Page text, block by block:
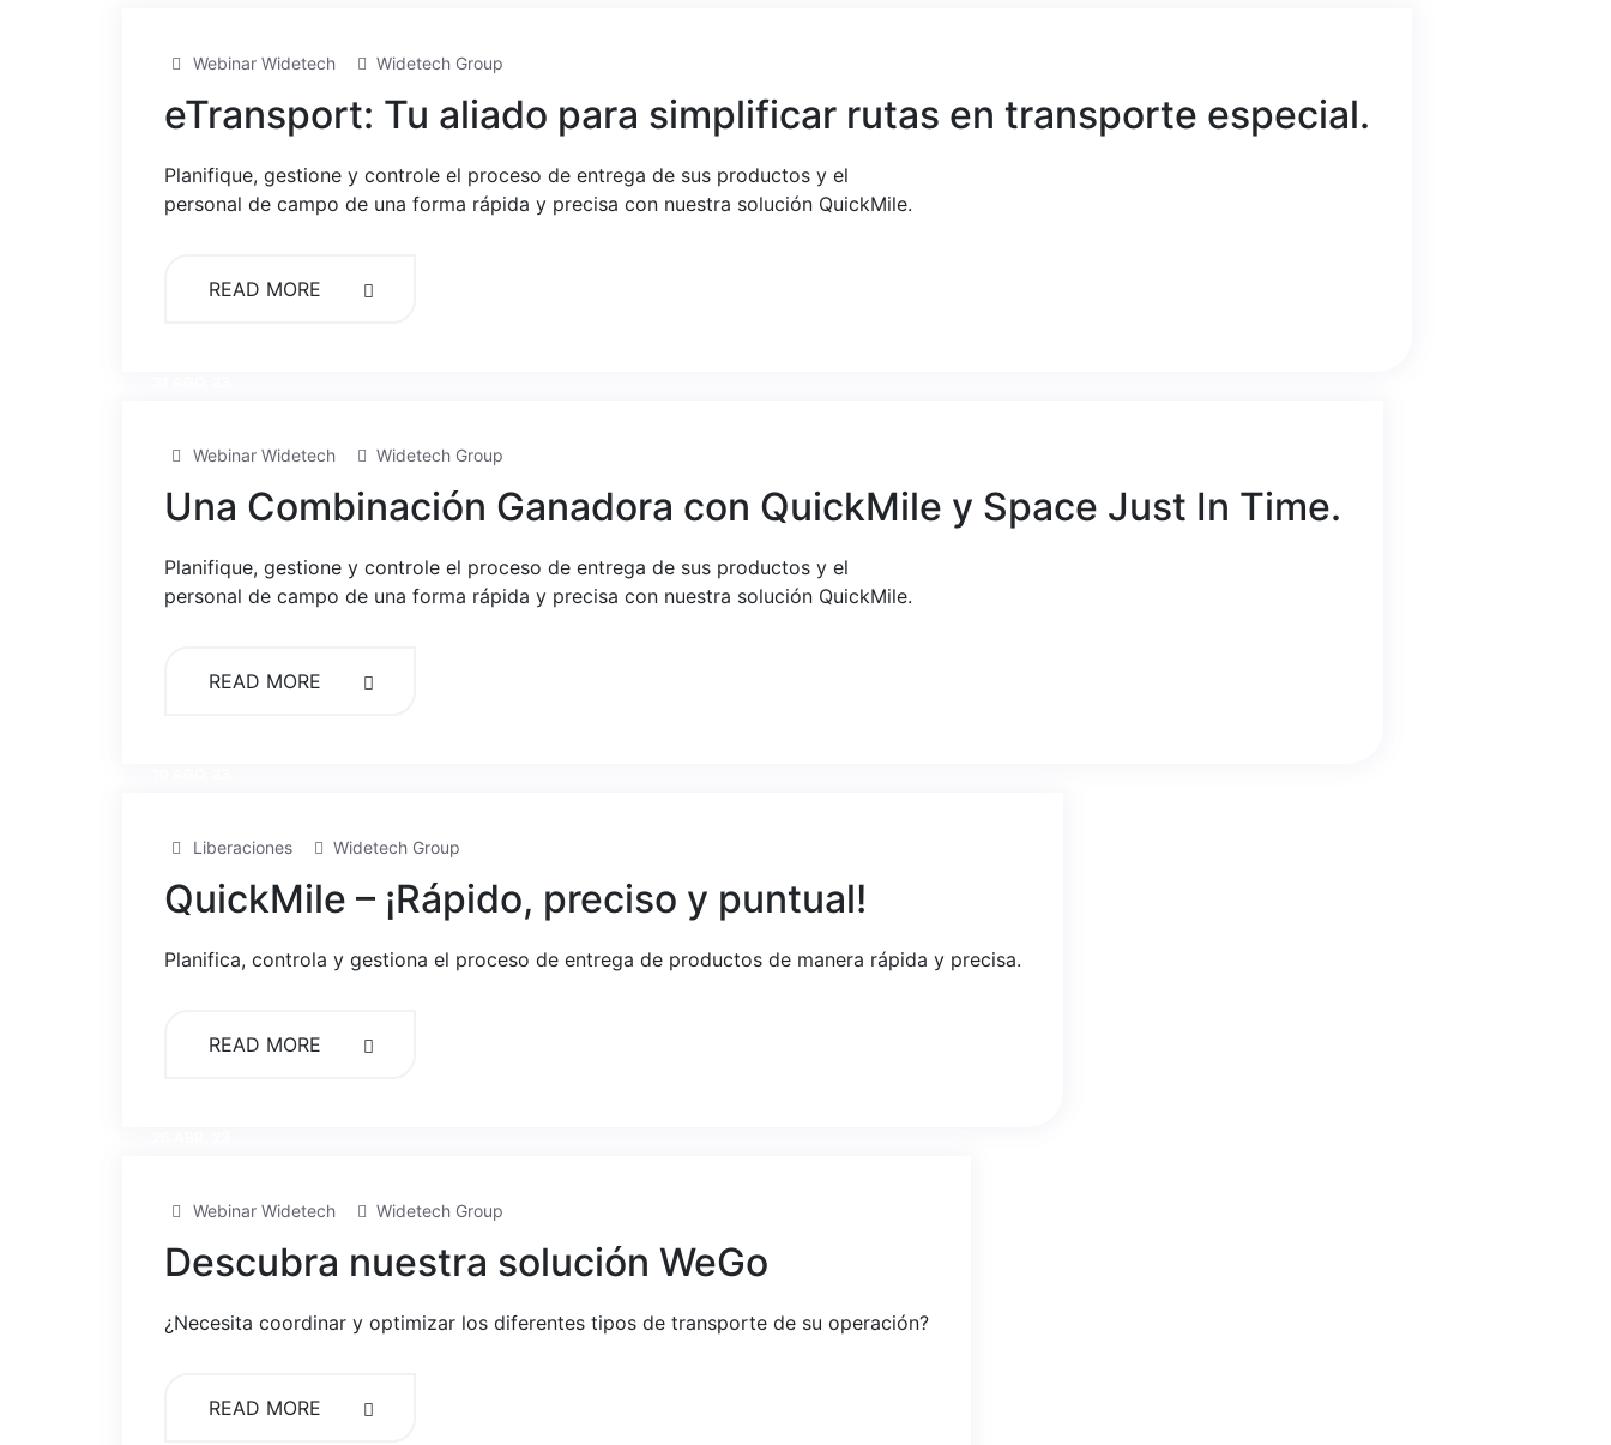
Webinar Widetech Widetech Group
eTransport: Tu aliado para simplificar rutas en transporte especial.
Planifique, gestione y controle el proceso de entrega de sus productos y el
personal de campo de una forma rápida y precisa con nuestra solución QuickMile.
READ MORE
Webinar Widetech Widetech Group
Una Combinación Ganadora con QuickMile y Space Just In Time.
Planifique, gestione y controle el proceso de entrega de sus productos y el
personal de campo de una forma rápida y precisa con nuestra solución QuickMile.
READ MORE
Liberaciones Widetech Group
QuickMile – ¡Rápido, preciso y puntual!
Planifica, controla y gestiona el proceso de entrega de productos de manera rápida y precisa.
READ MORE
Webinar Widetech Widetech Group
Descubra nuestra solución WeGo
¿Necesita coordinar y optimizar los diferentes tipos de transporte de su operación?
READ MORE